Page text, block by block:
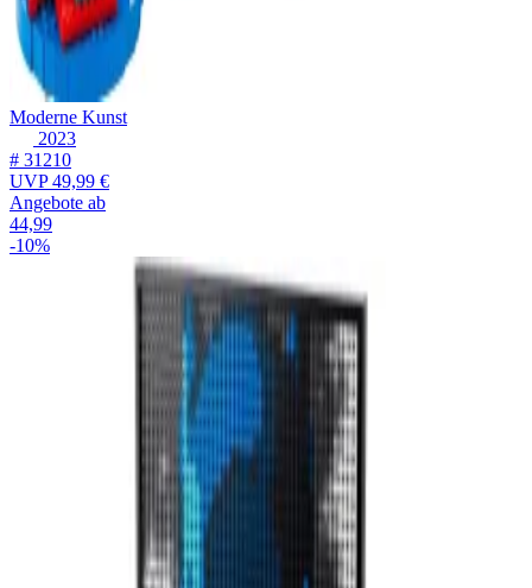
Moderne Kunst
2023
# 31210
UVP49,99 €
Angebote ab
44,99
-10%